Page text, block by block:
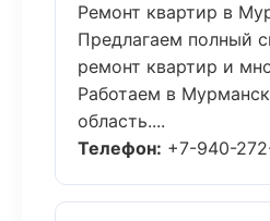
Ремонт квартир в
Предлагаем полный
ремонт квартир и
Работаем в
область....
Телефон: +7-940-